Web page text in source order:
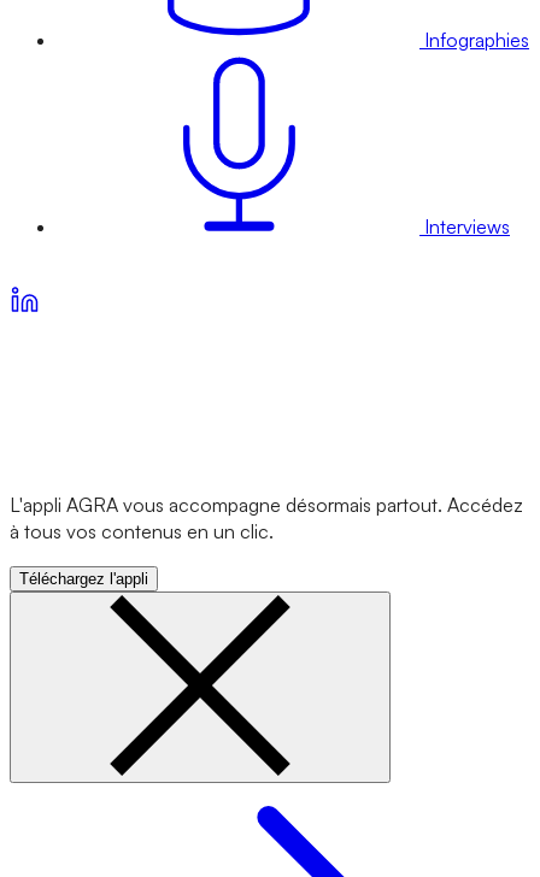
Infographies
Interviews
L'appli AGRA vous accompagne désormais partout. Accédez
à tous vos contenus en un clic.
Téléchargez l'appli